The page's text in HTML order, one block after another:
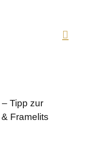
Tipp zur
Framelits